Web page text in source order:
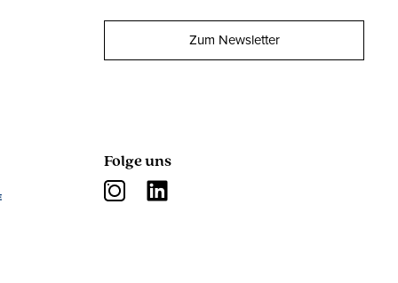
Zum Newsletter
Folge uns